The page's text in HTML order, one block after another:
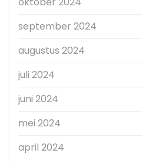
september 2024
augustus 2024
juli 2024
juni 2024
mei 2024
april 2024